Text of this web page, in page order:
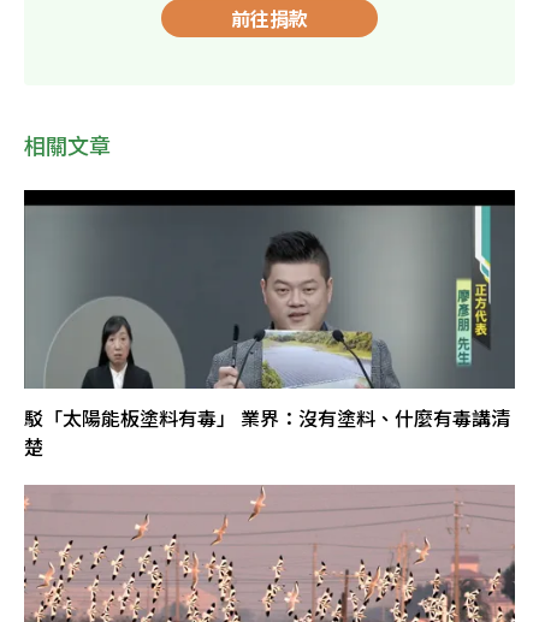
前往捐款
相關文章
駁「太陽能板塗料有毒」 業界：沒有塗料、什麼有毒講清
楚